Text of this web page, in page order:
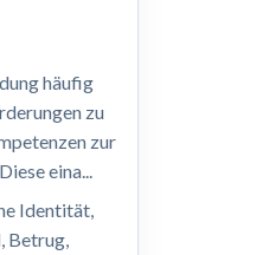
häufig
zu
zur
eina...
Identität,
Betrug,